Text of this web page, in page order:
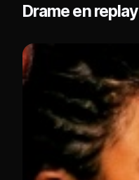
Drame en replay